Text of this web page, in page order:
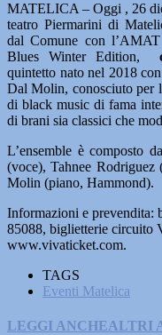
MATELICA – Oggi , 26
teatro Piermarini di
dal Comune con
Blues Winter Edition,
quintetto nato nel 2018
Dal Molin, conosciuto per
di black music di fama
di brani sia classici che
L’ensemble è composto
(voce), Tahnee
Molin (piano, Hammond).
Informazioni e prevendita:
85088, biglietterie circuito
www.vivaticket.com.
TAGS
Eventi Matelica
LEGGI ANCHEALTRI